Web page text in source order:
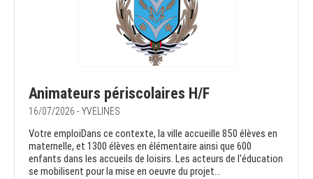
Animateurs périscolaires H/F
16/07/2026 - YVELINES
Votre emploiDans ce contexte, la ville accueille 850 élèves en
maternelle, et 1300 élèves en élémentaire ainsi que 600
enfants dans les accueils de loisirs. Les acteurs de l'éducation
se mobilisent pour la mise en oeuvre du projet...